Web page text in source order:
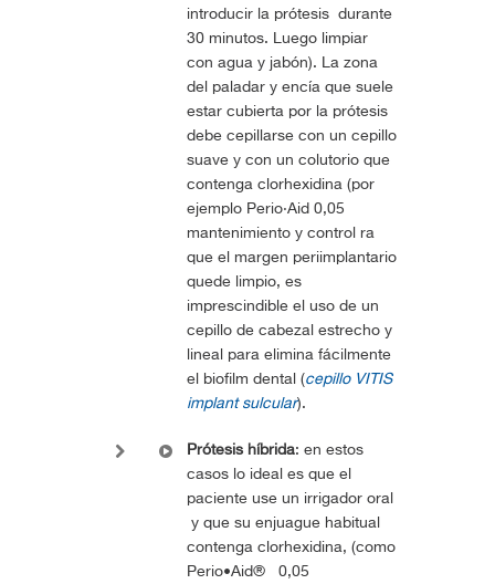
introducir la prótesis durante
30 minutos. Luego limpiar
con agua y jabón). La zona
del paladar y encía que suele
estar cubierta por la prótesis
debe cepillarse con un cepillo
suave y con un colutorio que
contenga clorhexidina (por
ejemplo Perio·Aid 0,05
mantenimiento y control ra
que el margen periimplantario
quede limpio, es
imprescindible el uso de un
cepillo de cabezal estrecho y
lineal para elimina fácilmente
el biofilm dental (cepillo VITIS
implant sulcular).
Prótesis híbrida: en estos
casos lo ideal es que el
paciente use un irrigador oral
y que su enjuague habitual
contenga clorhexidina, (como
Perio•Aid®
0,05